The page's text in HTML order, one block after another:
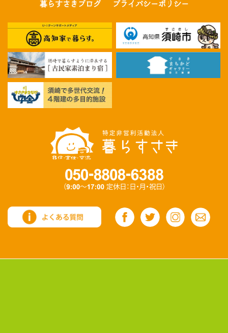
暮らすさきブログ プライバシーポリシー